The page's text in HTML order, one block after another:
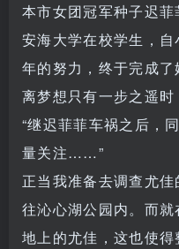
本市女团冠军种子迟
安海大学在校学生，
年的努力，终于完成
离梦想只有一步之遥
“继迟菲菲车祸之后，
量关注……”
正当我准备去调查尤
往沁心湖公园内。而
地上的尤佳，这也使